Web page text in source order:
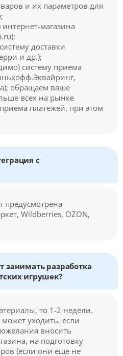
и их параметров для
магазина
доставки
и др.);
систему приема
обращаем ваше
всех на рынке
платежей, при этом
с
предусмотрена
Wildberries, OZON,
занимать разработка
игрушек?
то 1-2 недели.
уходить, если
вносить
на подготовку
(если они еще не